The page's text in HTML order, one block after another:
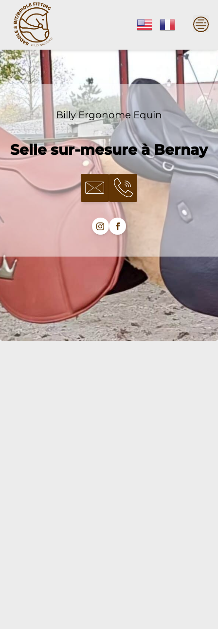
content
Billy Ergonome Equin
Selle sur-mesure à Bernay